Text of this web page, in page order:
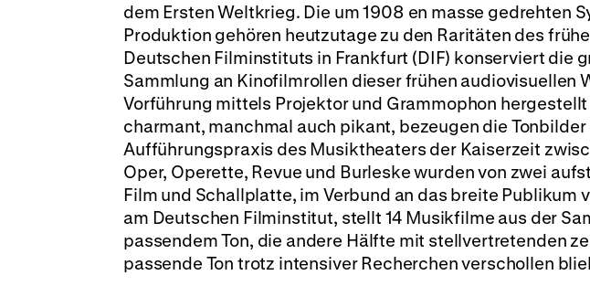
dem Ersten Weltkrieg. Die um 1908 en masse gedrehten
Produktion gehören heutzutage zu den Raritäten des
Deutschen Filminstituts in Frankfurt (DIF) konserviert die
Sammlung an Kinofilmrollen dieser frühen audiovisuellen
Vorführung mittels Projektor und Grammophon
charmant, manchmal auch pikant, bezeugen die
Aufführungspraxis des Musiktheaters der Kaiserzeit
Oper, Operette, Revue und Burleske wurden von zwei
Film und Schallplatte, im Verbund an das breite Publikum
am Deutschen Filminstitut, stellt 14 Musikfilme aus der
passendem Ton, die andere Hälfte mit stellvertretenden
passende Ton trotz intensiver Recherchen verschollen